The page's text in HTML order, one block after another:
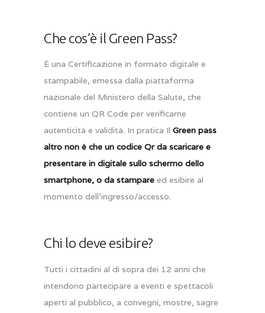
Che cos’è il Green Pass?
È una Certificazione in formato digitale e
stampabile, emessa dalla piattaforma
nazionale del Ministero della Salute, che
contiene un QR Code per verificarne
autenticità e validità. In pratica Il Green pass
altro non è che un codice Qr da scaricare e
presentare in digitale sullo schermo dello
smartphone, o da stampare ed esibire al
momento dell’ingresso/accesso.
Chi lo deve esibire?
Tutti i cittadini al di sopra dei 12 anni che
intendono partecipare a eventi e spettacoli
aperti al pubblico, a convegni, mostre, sagre